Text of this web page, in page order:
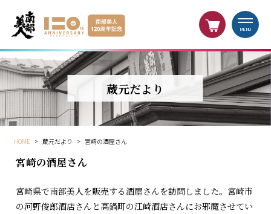
MENU
蔵元だより
HOME > 蔵元だより > 宮崎の酒屋さん
宮崎の酒屋さん
宮崎県で南部美人を販売する酒屋さんを訪問しました。宮崎市
の河野俊郎酒店さんと高鍋町の江崎酒店さんにお邪魔させてい